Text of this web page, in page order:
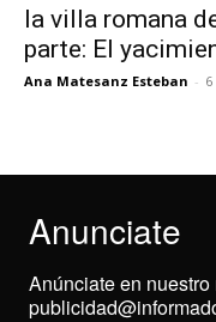
la villa romana
parte: El
Ana Matesanz Esteban -
Anunciate
Anúnciate en nuestro